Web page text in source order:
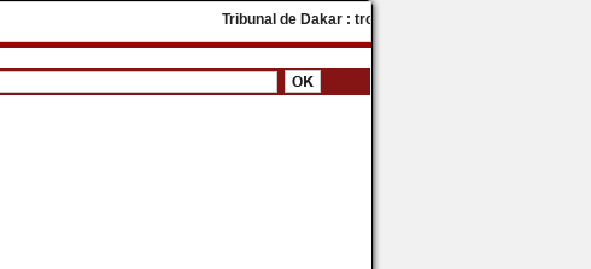
Tribunal de Dakar : trois militants de PASTEF